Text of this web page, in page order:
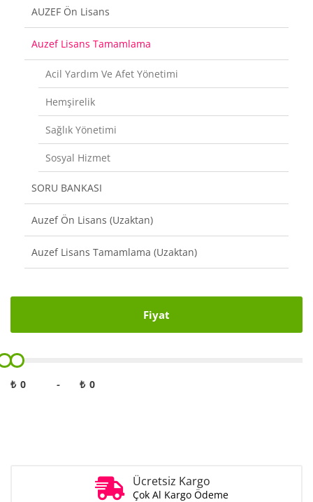
Fiyat
₺ - ₺
AUZEF Ön Lisans
Auzef Lisans Tamamlama
Acil Yardım Ve Afet Yönetimi
Hemşirelik
Sağlık Yönetimi
Sosyal Hizmet
SORU BANKASI
Auzef Ön Lisans (Uzaktan)
Auzef Lisans Tamamlama (Uzaktan)
Ücretsiz Kargo
Çok Al Kargo Ödeme